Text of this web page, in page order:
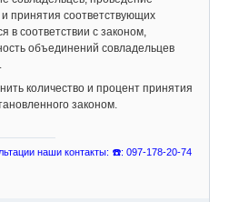
принятия соответствующих
в соответствии с законом,
объединений совладельцев
количество и процент принятия
законом.
наши контакты: ☎️: 097-178-20-74